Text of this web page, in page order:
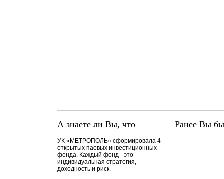
А знаете ли Вы, что
УК «МЕТРОПОЛЬ» сформировала 4
открытых паевых инвестиционных
фонда. Каждый фонд - это
индивидуальная стратегия,
доходность и риск.
Ранее Вы